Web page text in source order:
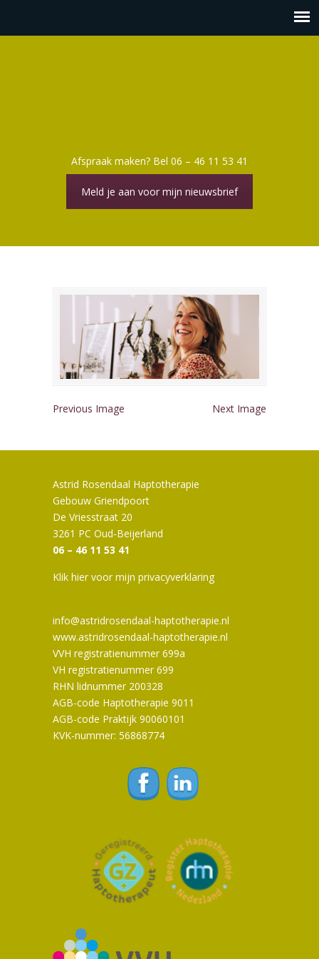
Afspraak maken? Bel 06 – 46 11 53 41
Meld je aan voor mijn nieuwsbrief
Previous Image Next Image
Astrid Rosendaal Haptotherapie
Gebouw Griendpoort
De Vriesstraat 20
3261 PC Oud-Beijerland
06 – 46 11 53 41
Klik hier voor mijn privacyverklaring
info@astridrosendaal-haptotherapie.nl
www.astridrosendaal-haptotherapie.nl
VVH registratienummer 699a
VH registratienummer 699
RHN lidnummer 200328
AGB-code Haptotherapie 9011
AGB-code Praktijk 90060101
KVK-nummer: 56868774